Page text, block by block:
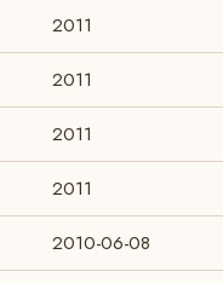
2011
2011
2011
2011
2010-06-08